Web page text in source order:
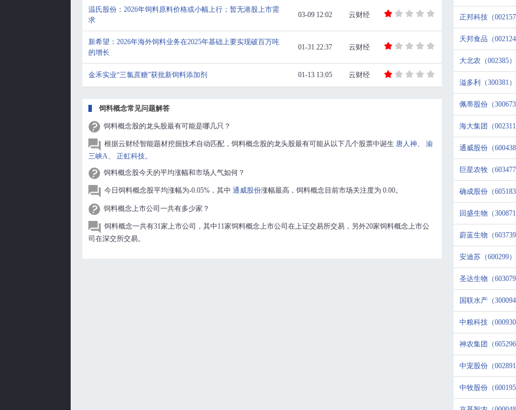
温氏股份：2026年饲料原料价格或小幅上行；暂无港股上市需
求
03-09 12:02 云财经
新希望：2026年海外饲料业务在2025年基础上要实现破百万吨
的增长
01-31 22:37 云财经
金禾实业“三氯蔗糖”获批新饲料添加剂 01-13 13:05 云财经
饲料概念常见问题解答
饲料概念股的龙头股最有可能是哪几只？
根据云财经智能题材挖掘技术自动匹配，饲料概念股的龙头股最有可能从以下几个股票中诞生 唐人神、
渝
三峡A、
正虹科技。
饲料概念股今天的平均涨幅和市场人气如何？
今日饲料概念股平均涨幅为-0.05%，其中 通威股份涨幅最高，饲料概念目前市场关注度为 0.00。
饲料概念上市公司一共有多少家？
饲料概念一共有31家上市公司，其中11家饲料概念上市公司在上证交易所交易，另外20家饲料概念上市公
司在深交所交易。
正邦科技（002157
天邦食品（002124
大北农（002385）
溢多利（300381）
佩蒂股份（300673
海大集团（002311
通威股份（600438
巨星农牧（603477
确成股份（605183
回盛生物（300871
蔚蓝生物（603739
安迪苏（600299）
圣达生物（603079
国联水产（300094
中粮科技（000930
神农集团（605296
中宠股份（002891
中牧股份（600195